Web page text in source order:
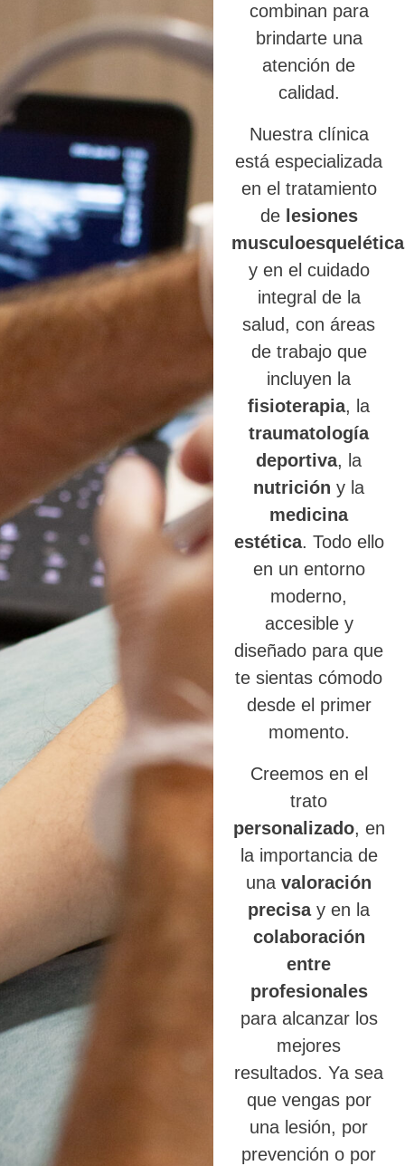
combinan para
brindarte una
atención de
calidad.
Nuestra clínica
está especializada
en el tratamiento
de lesiones
y en el cuidado
integral de la
salud, con áreas
de trabajo que
incluyen la
fisioterapia, la
traumatología
deportiva, la
nutrición y la
medicina
estética. Todo ello
en un entorno
moderno,
accesible y
diseñado para que
te sientas cómodo
desde el primer
momento.
Creemos en el
trato
personalizado, en
la importancia de
unavaloración
precisay en la
colaboración
entre
profesionales
para alcanzar los
mejores
resultados. Ya sea
que vengas por
una lesión, por
prevención o por